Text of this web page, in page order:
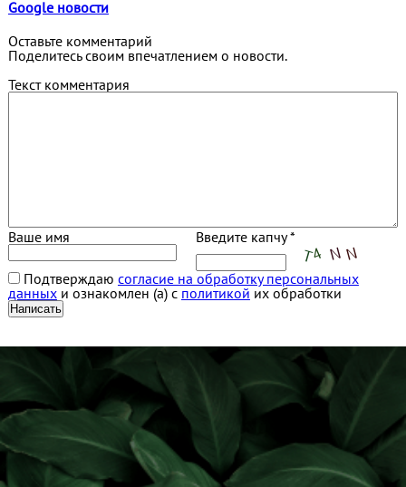
Google новости
Оставьте комментарий
Поделитесь своим впечатлением о новости.
Текст комментария
Ваше имя Введите капчу *
Подтверждаю согласие на обработку персональных
данныхи ознакомлен (а) с политикой их обработки